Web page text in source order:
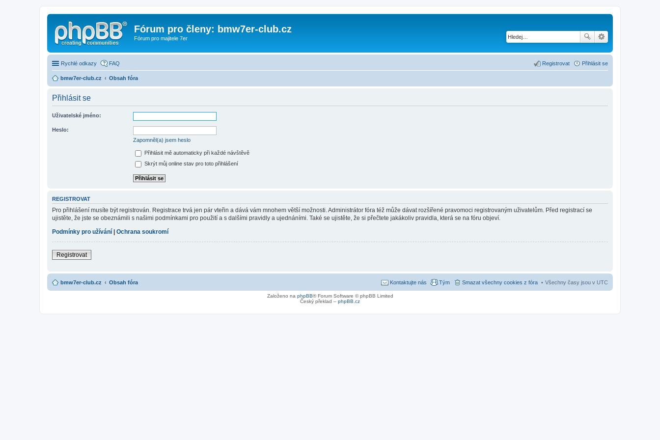
Fórum pro členy: bmw7er-club.cz
Fórum pro majitele 7er
Rychlé odkazy FAQ Přihlásit se
Registrovat
bmw7er-club.cz Obsah fóra
Přihlásit se
Uživatelské jméno:
Heslo:
Zapomněl(a) jsem heslo
Přihlásit mě automaticky při každé návštěvě
Skrýt můj online stav pro toto přihlášení
REGISTROVAT
Pro přihlášení musíte být registrován. Registrace trvá jen pár vteřin a dává vám mnohem větší možnosti. Administrátor fóra též může dávat rozšířené pravomoci registrovaným uživatelům. Před registrací se
ujistěte, že jste se obeznámili s našimi podmínkami pro použití a s dalšími pravidly a ujednáními. Také se ujistěte, že si přečtete jakákoliv pravidla, která se na fóru objeví.
Podmínky pro užívání
Ochrana soukromí
Registrovat
bmw7er-club.cz Obsah fóra Všechny časy jsou v UTC
Smazat všechny cookies z fóra
Tým
Kontaktujte nás
Založeno na phpBB® Forum Software © phpBB Limited
Český překlad – phpBB.cz